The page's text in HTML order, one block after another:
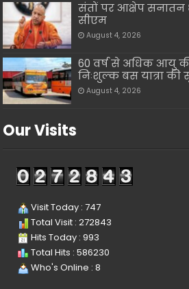
संतों पर आक्षेप सनातन
सीएम
August 4, 2026
60 वर्ष से अधिक आयु
निःशुल्क बस यात्रा की
August 4, 2026
Our Visits
Visit Today : 747
Total Visit : 272843
Hits Today : 993
Total Hits : 586230
Who's Online : 8